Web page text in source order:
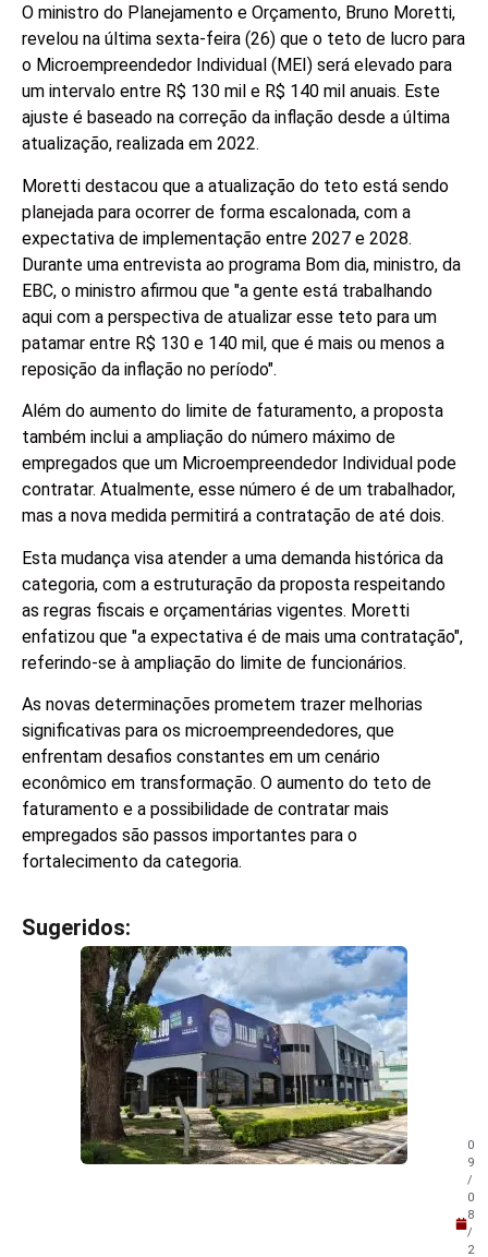
O ministro do Planejamento e Orçamento, Bruno Moretti,
revelou na última sexta-feira (26) que o teto de lucro para
o Microempreendedor Individual (MEI) será elevado para
um intervalo entre R$ 130 mil e R$ 140 mil anuais. Este
ajuste é baseado na correção da inflação desde a última
atualização, realizada em 2022.
Moretti destacou que a atualização do teto está sendo
planejada para ocorrer de forma escalonada, com a
expectativa de implementação entre 2027 e 2028.
Durante uma entrevista ao programa Bom dia, ministro, da
EBC, o ministro afirmou que "a gente está trabalhando
aqui com a perspectiva de atualizar esse teto para um
patamar entre R$ 130 e 140 mil, que é mais ou menos a
reposição da inflação no período".
Além do aumento do limite de faturamento, a proposta
também inclui a ampliação do número máximo de
empregados que um Microempreendedor Individual pode
contratar. Atualmente, esse número é de um trabalhador,
mas a nova medida permitirá a contratação de até dois.
Esta mudança visa atender a uma demanda histórica da
categoria, com a estruturação da proposta respeitando
as regras fiscais e orçamentárias vigentes. Moretti
enfatizou que "a expectativa é de mais uma contratação",
referindo-se à ampliação do limite de funcionários.
As novas determinações prometem trazer melhorias
significativas para os microempreendedores, que
enfrentam desafios constantes em um cenário
econômico em transformação. O aumento do teto de
faturamento e a possibilidade de contratar mais
empregados são passos importantes para o
fortalecimento da categoria.
Sugeridos:
0
9
/
0
8
/
2